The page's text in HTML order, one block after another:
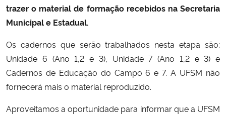
Ministério do Desenvolvimento Regional
Controladoria-Geral da União
Ministério da Mulher, da Família e dos Direitos Humanos
trazer o material de formação recebidos na Secretaria
Municipal e Estadual.
Os cadernos que serão trabalhados nesta etapa são:
Unidade 6 (Ano 1,2 e 3), Unidade 7 (Ano 1,2 e 3) e
Cadernos de Educação do Campo 6 e 7. A UFSM não
fornecerá mais o material reproduzido.
Aproveitamos a oportunidade para informar que a UFSM